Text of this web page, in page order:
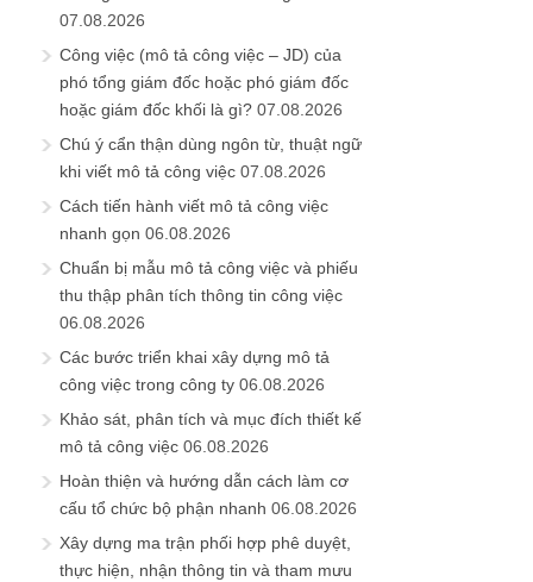
07.08.2026
Công việc (mô tả công việc – JD) của
phó tổng giám đốc hoặc phó giám đốc
hoặc giám đốc khối là gì? 07.08.2026
Chú ý cẩn thận dùng ngôn từ, thuật ngữ
khi viết mô tả công việc 07.08.2026
Cách tiến hành viết mô tả công việc
nhanh gọn 06.08.2026
Chuẩn bị mẫu mô tả công việc và phiếu
thu thập phân tích thông tin công việc
06.08.2026
Các bước triển khai xây dựng mô tả
công việc trong công ty 06.08.2026
Khảo sát, phân tích và mục đích thiết kế
mô tả công việc 06.08.2026
Hoàn thiện và hướng dẫn cách làm cơ
cấu tổ chức bộ phận nhanh 06.08.2026
Xây dựng ma trận phối hợp phê duyệt,
thực hiện, nhận thông tin và tham mưu